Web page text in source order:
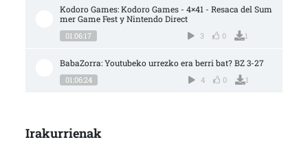
Kodoro Games: Kodoro Games - 4×41 - Resaca del Sum
mer Game Fest y Nintendo Direct
01:06:17 3 0 1
BabaZorra: Youtubeko urrezko era berri bat? BZ 3-27
01:06:24 4 0 1
Irakurrienak